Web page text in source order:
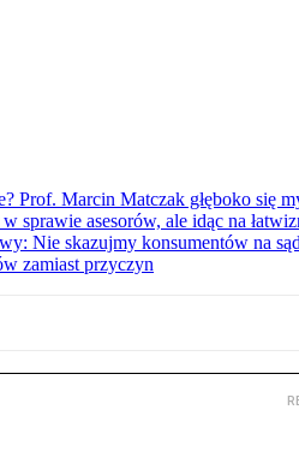
Prof. Marcin Matczak głęboko się
sprawie asesorów, ale idąc na
Nie skazujmy konsumentów na sąd
zamiast przyczyn